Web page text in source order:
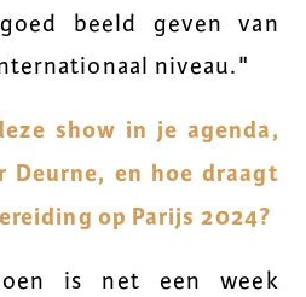
beeld geven van
niveau."
show in je agenda,
Deurne, en hoe draagt
op Parijs 2024?
is net een week